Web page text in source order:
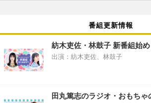
番組更新情報
紡木吏佐・林鼓子 新番組始
出演：紡木吏佐、林鼓子
田丸篤志のラジオ・おもちゃ